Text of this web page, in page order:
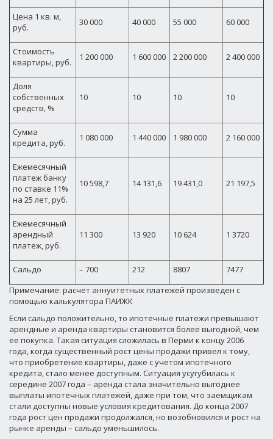
Цена 1 кв. м,
руб.
30 000 40 000 55 000 60 000
Стоимость
квартиры, руб.
1 200 000 1 600 000 2 200 000 2 400 000
Доля
собственных
средств, %
10 10 10 10
Сумма
кредита, руб.
1 080 000 1 440 000 1 980 000 2 160 000
Ежемесячный
платеж банку
по ставке 11%
на 25 лет, руб.
10 598,7 14 131,6 19 431,0 21 197,5
Ежемесячный
арендный
платеж, руб.
11 300 13 920 10 624 1 3720
Сальдо – 700 212 8807
7477
Примечание: расчет аннуитетных платежей произведен с
помощью калькулятора ПАИЖК
Если сальдо положительно, то ипотечные платежи превышают
арендные и аренда квартиры становится более выгодной, чем
ее покупка. Такая ситуация сложилась в Перми к концу 2006
года, когда существенный рост цены продажи привел к тому,
что приобретение квартиры, даже с учетом ипотечного
кредита, стало менее доступным. Ситуация усугубилась к
середине 2007 года – аренда стала значительно выгоднее
выплаты ипотечных платежей, даже при том, что заемщикам
стали доступны новые условия кредитования. До конца 2007
года рост цен продажи продолжался, но возобновился и рост на
рынке аренды – сальдо уменьшилось.